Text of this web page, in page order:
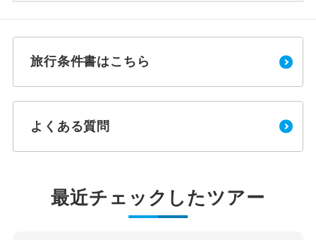
旅行条件書はこちら
よくある質問
最近チェックしたツアー